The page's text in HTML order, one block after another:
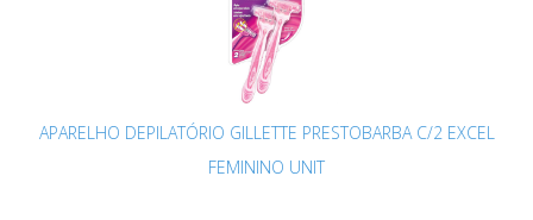
APARELHO DEPILATÓRIO GILLETTE PRESTOBARBA C/2 EXCEL
FEMININO UNIT